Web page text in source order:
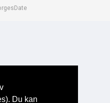
Du kan